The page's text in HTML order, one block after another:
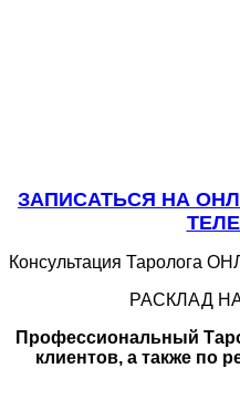
ЗАПИСАТЬСЯ НА
Консультация Таролога
РАСКЛАД
Профессиональный
клиентов, а также по